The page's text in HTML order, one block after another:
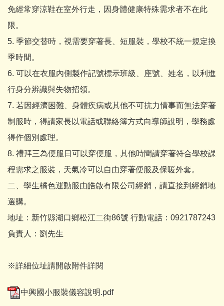
免經常穿涼鞋在室外行走，因身體健康特殊需求者不在此
限。
5. 季節交替時，視需要穿著長、短服裝，學校不統一規定換
季時間。
6. 可以在衣服內側製作記號標示班級、座號、姓名，以利進
行身分辨識與失物招領。
7. 若因經濟困難、身體疾病或其他不可抗力情事而無法穿著
制服時，得請家長以電話或聯絡簿方式向導師說明，學務處
得作個別處理。
8. 禮拜三為便服日可以穿便服，其他時間請穿著符合學校課
程需求之服裝，天氣冷可以自由穿著便服及保暖外套。
二、學生橘色運動服由皓啟有限公司經銷，請直接到經銷地
選購。
地址：新竹縣湖口鄉松江二街86號 行動電話：0921787243
負責人：劉先生
※詳細位址請開啟附件詳閱
中興國小服裝儀容說明.pdf